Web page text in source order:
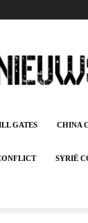
GATES CHINA
SYRIË